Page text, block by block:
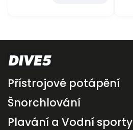
Přístrojové potápění
Šnorchlování
Plavání a Vodní sporty